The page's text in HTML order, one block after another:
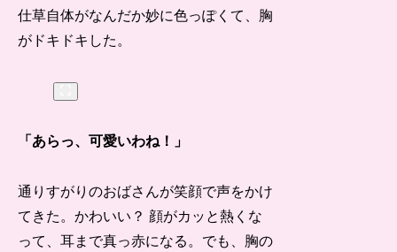
仕草自体がなんだか妙に色っぽくて、胸
がドキドキした。
「あらっ、可愛いわね！」
通りすがりのおばさんが笑顔で声をかけ
てきた。かわいい？ 顔がカッと熱くな
って、耳まで真っ赤になる。でも、胸の